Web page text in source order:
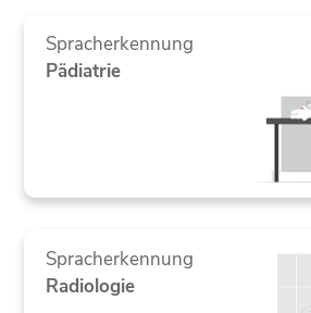
Spracherkennung
Pädiatrie
Spracherkennung
Radiologie